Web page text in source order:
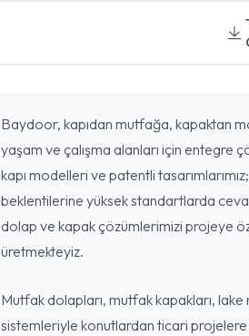
Baydoor, kapıdan mutfağa, kapaktan
yaşam ve çalışma alanları için entegre
kapı modelleri ve patentli
beklentilerine yüksek standartlarda
dolap ve kapak çözümlerimizi projeye
üretmekteyiz.
Mutfak dolapları, mutfak kapakları,
sistemleriyle konutlardan ticari